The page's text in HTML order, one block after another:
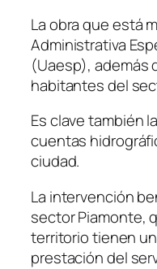
La obra que está
Administrativa
(Uaesp), además
habitantes del
Es clave también
cuentas
ciudad.
La intervención
sector Piamonte,
territorio tienen
prestación del